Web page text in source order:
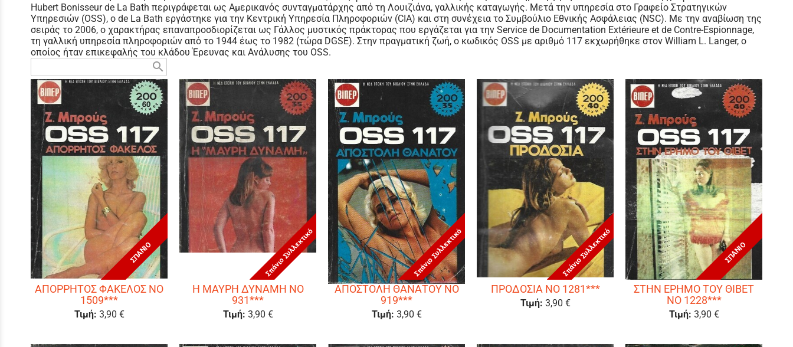
Hubert Bonisseur de La Bath περιγράφεται ως Αμερικανός συνταγματάρχης από τη Λουιζιάνα, γαλλικής καταγωγής. Μετά την υπηρεσία στο Γραφείο Στρατηγικών
Υπηρεσιών (OSS), ο de La Bath εργάστηκε για την Κεντρική Υπηρεσία Πληροφοριών (CIA) και στη συνέχεια το Συμβούλιο Εθνικής Ασφάλειας (NSC). Με την αναβίωση της
σειράς το 2006, ο χαρακτήρας επαναπροσδιορίζεται ως Γάλλος μυστικός πράκτορας που εργάζεται για την Service de Documentation Extérieure et de Contre-Espionnage,
τη γαλλική υπηρεσία πληροφοριών από το 1944 έως το 1982 (τώρα DGSE). Στην πραγματική ζωή, ο κωδικός OSS με αριθμό 117 εκχωρήθηκε στον William L. Langer, ο
οποίος ήταν επικεφαλής του κλάδου Έρευνας και Ανάλυσης του OSS.
search
ΣΠΑΝΙΟ
ΑΠΟΡΡΗΤΟΣ ΦΑΚΕΛΟΣ ΝΟ
1509***
Τιμή: 3,90 €
Σπάνιο Συλλεκτικό
Η ΜΑΥΡΗ ΔΥΝΑΜΗ ΝΟ
931***
Τιμή: 3,90 €
Σπάνιο Συλλεκτικό
ΑΠΟΣΤΟΛΗ ΘΑΝΑΤΟΥ ΝΟ
919***
Τιμή: 3,90 €
Σπάνιο Συλλεκτικό
ΠΡΟΔΟΣΙΑ ΝΟ 1281***
Τιμή: 3,90 €
ΣΠΑΝΙΟ
ΣΤΗΝ ΕΡΗΜΟ ΤΟΥ ΘΙΒΕΤ
ΝΟ 1228***
Τιμή: 3,90 €